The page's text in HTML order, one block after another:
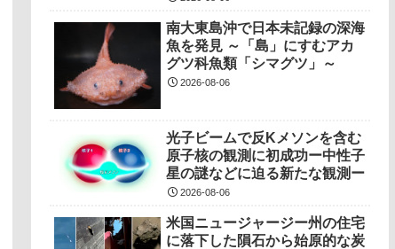
南大東島沖で日本未記録の深海
魚を発見 ～「島」にすむアカ
グツ科魚類「シマグツ」～
2026-08-06
光子ビームで反Kメソンを含む
原子核の観測に初成功ー中性子
星の謎などに迫る新たな観測ー
2026-08-06
米国ニュージャージー州の住宅
に落下した隕石から始原的な炭